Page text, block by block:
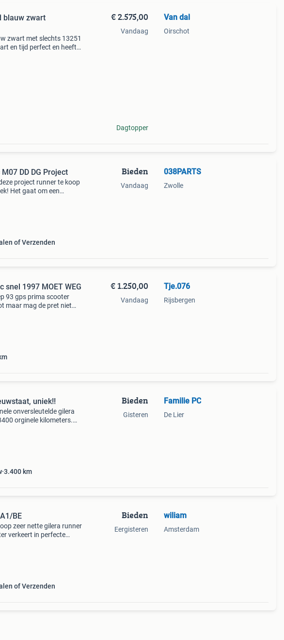
blauw zwart
zwart met slechts 13251
en tijd perfect en heeft
€ 2.575,00
Vandaag
Dagtopper
Van dal
Oirschot
DD DG Project
project runner te koop
Het gaat om een
of Verzenden
Bieden
Vandaag
038PARTS
Zwolle
snel 1997 MOET WEG
93 gps prima scooter
maar mag de pret niet
€ 1.250,00
Vandaag
Tje.076
Rijsbergen
uniek!!
onversleutelde gilera
orginele kilometers.
3.400 km
Bieden
Gisteren
Familie PC
De Lier
BE
zeer nette gilera runner
verkeert in perfecte
of Verzenden
Bieden
Eergisteren
wiliam
Amsterdam